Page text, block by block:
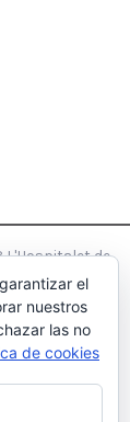
L'Hospitalet de
Política
el
nuestros
las no
de cookies